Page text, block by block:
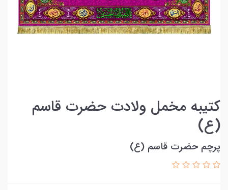
کتیبه مخمل ولادت حضرت قاسم
(ع)
پرچم حضرت قاسم (ع)